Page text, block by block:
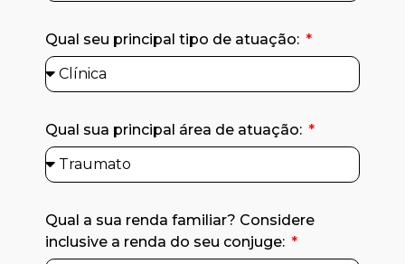
Qual seu principal tipo de atuação:
Qual sua principal área de atuação:
Qual a sua renda familiar? Considere
inclusive a renda do seu conjuge: